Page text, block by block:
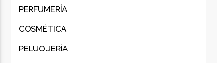
PERFUMERÍA
COSMÉTICA
PELUQUERÍA